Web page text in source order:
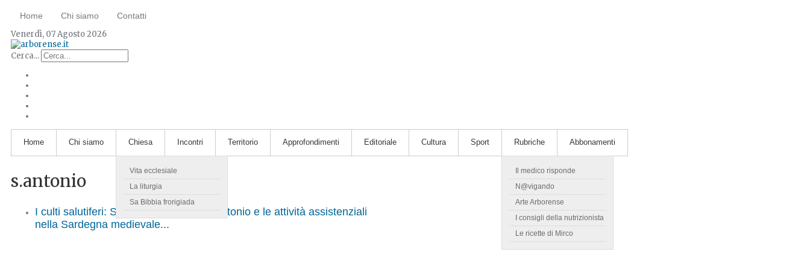
Home Chi siamo Contatti
Venerdì, 07 Agosto 2026
Cerca...
Home Chi siamo Chiesa
Vita ecclesiale
La liturgia
Sa Bibbia frorigiada
Incontri Territorio Approfondimenti Editoriale Cultura Sport Rubriche
Il medico risponde
N@vigando
Arte Arborense
I consigli della nutrizionista
Le ricette di Mirco
Abbonamenti
s.antonio
I culti salutiferi: San Leonardo e Sant'Antonio e le attività assistenziali
nella Sardegna medievale...